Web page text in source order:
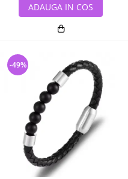
ADAUGA IN COS
-49%